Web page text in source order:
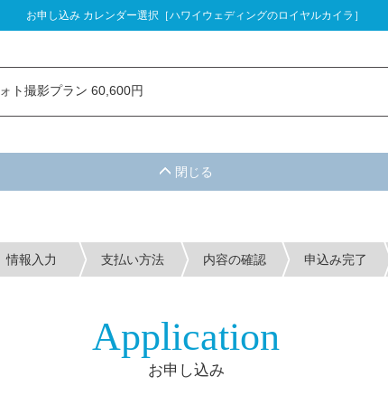
お申し込み カレンダー選択［ハワイウェディングのロイヤルカイラ］
ト撮影プラン 60,600円
み カレンダー選択
情報入力 支払い方法 内容の確認 申込み完了
Application
お申し込み